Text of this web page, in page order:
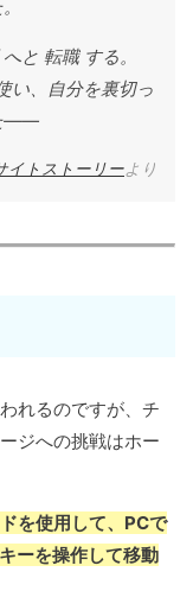
と 転職 する。
い、自分を裏切っ
——
イトストーリーより
れるのですが、チ
ジへの挑戦はホー
を使用して、PCで
を操作して移動